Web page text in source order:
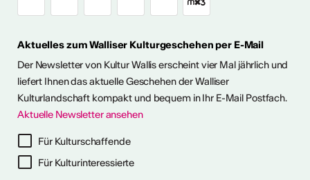
Aktuelles zum Walliser Kulturgeschehen per E-Mail
Der Newsletter von Kultur Wallis erscheint vier Mal jährlich und
liefert Ihnen das aktuelle Geschehen der Walliser
Kulturlandschaft kompakt und bequem in Ihr E-Mail Postfach.
Aktuelle Newsletter ansehen
Für Kulturschaffende
Für Kulturinteressierte